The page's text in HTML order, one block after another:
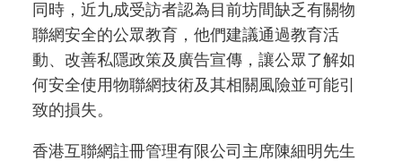
同時，近九成受訪者認為目前坊間缺乏有關物
聯網安全的公眾教育，他們建議通過教育活
動、改善私隱政策及廣告宣傳，讓公眾了解如
何安全使用物聯網技術及其相關風險並可能引
致的損失。
香港互聯網註冊管理有限公司主席陳細明先生